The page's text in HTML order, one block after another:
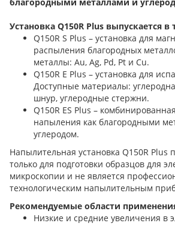
Установка Q150R Plus выпускается в
Q150R S Plus – установка для
распыления благородных
металлы: Au, Ag, Pd, Pt и Cu.
Q150R E Plus – установка для
Доступные материалы:
шнур, углеродные стержни.
Q150R ES Plus –
напыления как благородными
углеродом.
Напылительная установка Q150R Plus
только для подготовки образцов для
микроскопии и не является
технологическим напылительным
Рекомендуемые области
Низкие и средние увеличения в